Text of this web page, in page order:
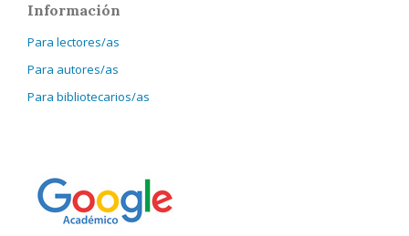
Información
Para lectores/as
Para autores/as
Para bibliotecarios/as